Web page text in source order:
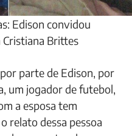
Edison convidou
Cristiana Brittes
parte de Edison, por
um jogador de futebol,
a esposa tem
relato dessa pessoa